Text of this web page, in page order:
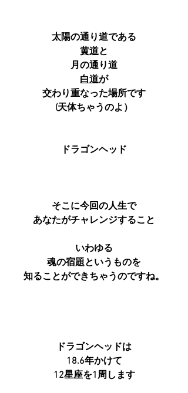
太陽の通り道である
黄道と
月の通り道
白道が
交わり重なった場所です
(天体ちゃうのよ）
ドラゴンヘッド
そこに今回の人生で
あなたがチャレンジすること
いわゆる
魂の宿題というものを
知ることができちゃうのですね。
ドラゴンヘッドは
18.6年かけて
12星座を1周します